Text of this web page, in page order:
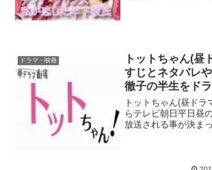
ドラマ・映画
トットちゃん(昼
すじとネタバレ
徹子の半生をド
トットちゃん(昼ドラ
らテレビ朝日平日昼
放送される事が決ま